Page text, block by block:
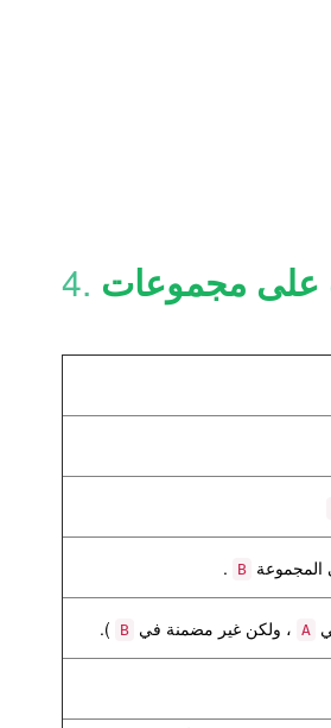
4. على مجموعات
المجموعة B
.
A ، ولكن غير مضمنة في B
).